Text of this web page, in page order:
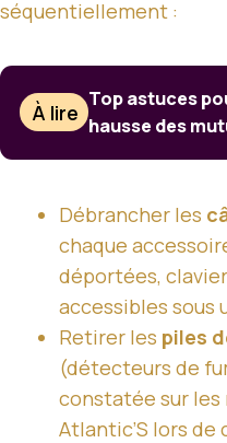
séquentiellement :
À lire
Top astuces
hausse des
Débrancher les
chaque
déportées,
accessibles sous
Retirer les piles
(détecteurs de
constatée sur les
Atlantic’S lors